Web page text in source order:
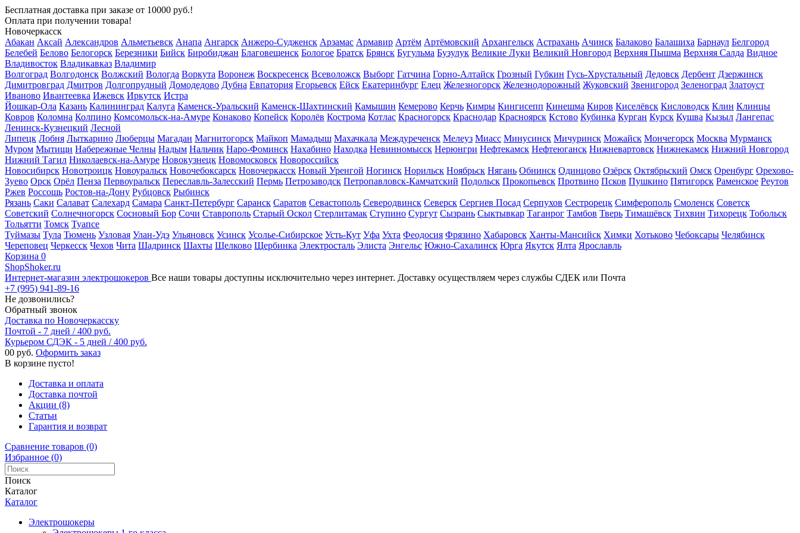
Бесплатная доставка при заказе от 10000 руб.!
Оплата при получении товара!
Новочеркасск
Абакан Аксай Александров Альметьевск Анапа Ангарск Анжеро-Судженск Арзамас Армавир Артём Артёмовский Архангельск Астрахань Ачинск Балаково Балашиха Барнаул Белгород
Белебей Белово Белогорск Березники Бийск Биробиджан Благовещенск Бологое Братск Брянск Бугульма Бузулук Великие Луки Великий Новгород Верхняя Пышма Верхняя Салда Видное
Владивосток Владикавказ Владимир
Волгоград Волгодонск Волжский Вологда Воркута Воронеж Воскресенск Всеволожск Выборг Гатчина Горно-Алтайск Грозный Губкин Гусь-Хрустальный Дедовск Дербент Дзержинск
Димитровград Дмитров Долгопрудный Домодедово Дубна Евпатория Егорьевск Ейск Екатеринбург Елец Железногорск Железнодорожный Жуковский Звенигород Зеленоград Златоуст
Иваново Ивантеевка Ижевск Иркутск Истра
Йошкар-Ола Казань Калининград Калуга Каменск-Уральский Каменск-Шахтинский Камышин Кемерово Керчь Кимры Кингисепп Кинешма Киров Киселёвск Кисловодск Клин Клинцы
Ковров Коломна Колпино Комсомольск-на-Амуре Конаково Копейск Королёв Кострома Котлас Красногорск Краснодар Красноярск Кстово Кубинка Курган Курск Кушва Кызыл Лангепас
Ленинск-Кузнецкий Лесной
Липецк Лобня Лыткарино Люберцы Магадан Магнитогорск Майкоп Мамадыш Махачкала Междуреченск Мелеуз Миасс Минусинск Мичуринск Можайск Мончегорск Москва Мурманск
Муром Мытищи Набережные Челны Надым Нальчик Наро-Фоминск Нахабино Находка Невинномысск Нерюнгри Нефтекамск Нефтеюганск Нижневартовск Нижнекамск Нижний Новгород
Нижний Тагил Николаевск-на-Амуре Новокузнецк Новомосковск Новороссийск
Новосибирск Новотроицк Новоуральск Новочебоксарск Новочеркасск Новый Уренгой Ногинск Норильск Ноябрьск Нягань Обнинск Одинцово Озёрск Октябрьский Омск Оренбург Орехово-
Зуево Орск Орёл Пенза Первоуральск Переславль-Залесский Пермь Петрозаводск Петропавловск-Камчатский Подольск Прокопьевск Протвино Псков Пушкино Пятигорск Раменское Реутов
Ржев Россошь Ростов-на-Дону Рубцовск Рыбинск
Рязань Саки Салават Салехард Самара Санкт-Петербург Саранск Саратов Севастополь Северодвинск Северск Сергиев Посад Серпухов Сестрорецк Симферополь Смоленск Советск
Советский Солнечногорск Сосновый Бор Сочи Ставрополь Старый Оскол Стерлитамак Ступино Сургут Сызрань Сыктывкар Таганрог Тамбов Тверь Тимашёвск Тихвин Тихорецк Тобольск
Тольятти Томск Туапсе
Туймазы Тула Тюмень Узловая Улан-Удэ Ульяновск Усинск Усолье-Сибирское Усть-Кут Уфа Ухта Феодосия Фрязино Хабаровск Ханты-Мансийск Химки Хотьково Чебоксары Челябинск
Череповец Черкесск Чехов Чита Шадринск Шахты Щелково Щербинка Электросталь Элиста Энгельс Южно-Сахалинск Юрга Якутск Ялта Ярославль
Корзина 0
ShopShoker.ru
Интернет-магазин электрошокеров Все наши товары доступны исключительно через интернет. Доставку осуществляем через службы СДЕК или Почта
+7 (995) 941-89-16
Не дозвонились?
Обратный звонок
Доставка по Новочеркасску
Почтой - 7 дней / 400 руб.
Курьером СДЭК - 5 дней / 400 руб.
00 руб. Оформить заказ
В корзине пусто!
Доставка и оплата
Доставка почтой
Акции (8)
Статьи
Гарантия и возврат
Сравнение товаров (0)
Избранное (0)
Поиск
Каталог
Каталог
Электрошокеры